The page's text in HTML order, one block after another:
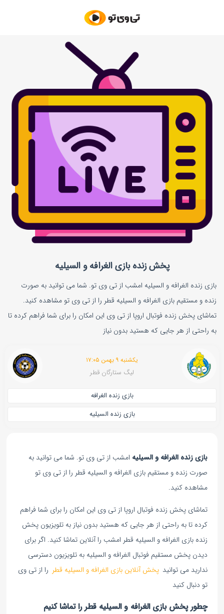
پخش زنده بازی الغرافه و السیلیه
بازی زنده الغرافه و السیلیه امشب از تی وی تو. شما می توانید به صورت
زنده و مستقیم بازی الغرافه و السیلیه قطر را از تی وی تو مشاهده کنید.
تماشای پخش زنده فوتبال اروپا از تی وی این امکان را برای شما فراهم کرده تا
به راحتی از هر جایی که هستید بدون نیاز
یکشنبه ۹ بهمن ۱۷:۰۵
لیگ ستارگان قطر
بازی زنده الغرافه
بازی زنده السیلیه
بازی زنده الغرافه و السیلیه امشب از تی وی تو. شما می توانید به
صورت زنده و مستقیم بازی الغرافه و السیلیه قطر را از تی وی تو
مشاهده کنید.
تماشای پخش زنده فوتبال اروپا از تی وی این امکان را برای شما فراهم
کرده تا به راحتی از هر جایی که هستید بدون نیاز به تلویزیون پخش
زنده بازی الغرافه و السیلیه قطر امشب را آنلاین تماشا کنید. اگر برای
دیدن پخش مستقیم فوتبال الغرافه و السیلیه به تلویزیون دسترسی
ندارید می توانید پخش آنلاین بازی الغرافه و السیلیه قطر را از تی وی
تو دنبال کنید
چطور پخش بازی الغرافه و السیلیه قطر را تماشا کنیم